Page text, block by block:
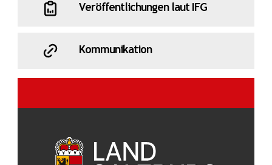
Veröffentlichungen laut IFG
Kommunikation